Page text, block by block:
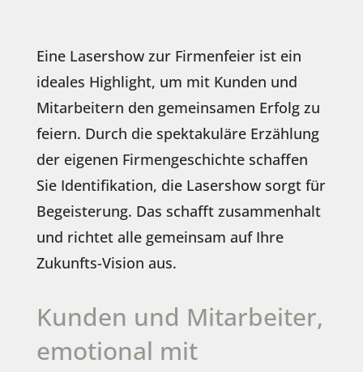
Eine Lasershow zur Firmenfeier ist ein
ideales Highlight, um mit Kunden und
Mitarbeitern den gemeinsamen Erfolg zu
feiern. Durch die spektakuläre Erzählung
der eigenen Firmengeschichte schaffen
Sie Identifikation, die Lasershow sorgt für
Begeisterung. Das schafft zusammenhalt
und richtet alle gemeinsam auf Ihre
Zukunfts-Vision aus.
Kunden und Mitarbeiter,
emotional mit